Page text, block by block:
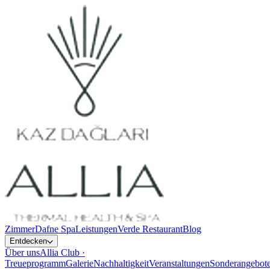
ZimmerDafne SpaLeistungenVerde RestaurantBlog
Entdecken
Über unsAllia Club ·
TreueprogrammGalerieNachhaltigkeitVeranstaltungen